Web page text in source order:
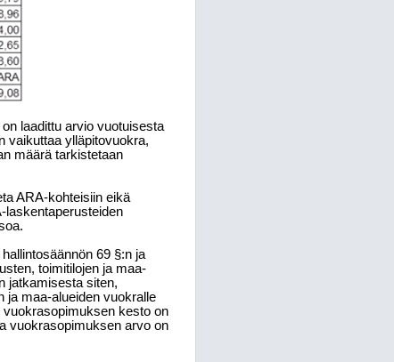
laadittu arvio vuotuisesta
vaikuttaa ylläpitovuokra,
määrä tarkistetaan
ARA-kohteisiin eikä
laskentaperusteiden
69 §:n ja
toimitilojen ja maa-
jatkamisesta siten,
ja maa-alueiden vuokralle
kesto on
vuokrasopimuksen arvo on